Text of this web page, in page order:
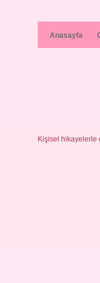
Anasayfa
Kişisel hikayelerle